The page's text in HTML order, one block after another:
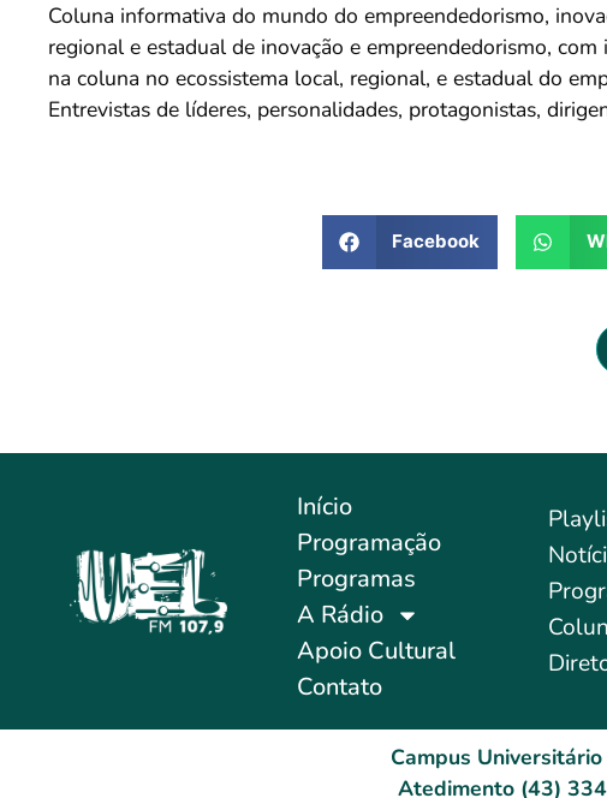
Coluna informativa do mundo do empreendedorismo,
regional e estadual de inovação e empreendedorismo,
na coluna no ecossistema local, regional, e estadual do
Entrevistas de líderes, personalidades, protagonistas,
Facebook
Início
Programação
Programas
A Rádio
Apoio Cultural
Contato
Campus
Atedimento (43)